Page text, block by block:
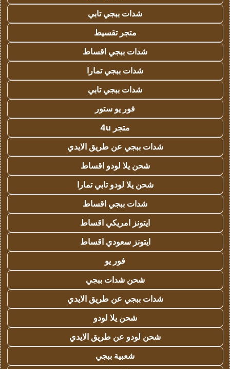
شدات ببجي تابي
متجر تقسيط
شدات ببجي اقساط
شدات ببجي تمارا
شدات ببجي تابي
فور يو ستور
متجر 4u
شدات ببجي عن طريق الايدي
شحن يلا لودو اقساط
شحن يلا لودو تابي تمارا
شدات ببجي اقساط
ايتونز امريكي اقساط
ايتونز سعودي اقساط
فور يو
شحن شدات ببجي
شدات ببجي عن طريق الايدي
شحن يلا لودو
شحن لودو عن طريق الايدي
شعبية ببجي